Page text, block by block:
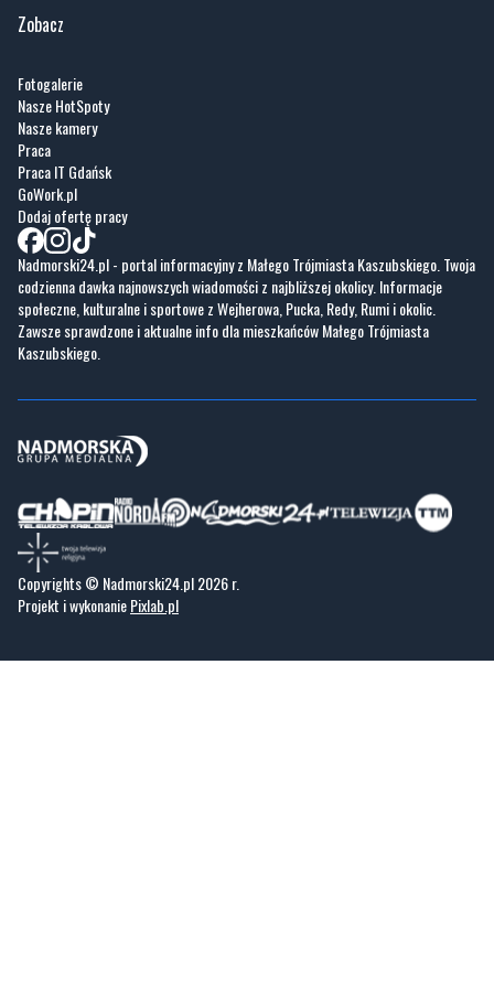
Zobacz
Fotogalerie
Nasze HotSpoty
Nasze kamery
Praca
Praca IT Gdańsk
GoWork.pl
Dodaj ofertę pracy
Nadmorski24.pl - portal informacyjny z Małego Trójmiasta Kaszubskiego. Twoja
codzienna dawka najnowszych wiadomości z najbliższej okolicy. Informacje
społeczne, kulturalne i sportowe z Wejherowa, Pucka, Redy, Rumi i okolic.
Zawsze sprawdzone i aktualne info dla mieszkańców Małego Trójmiasta
Kaszubskiego.
Copyrights © Nadmorski24.pl 2026 r.
Projekt i wykonaniePixlab.pl